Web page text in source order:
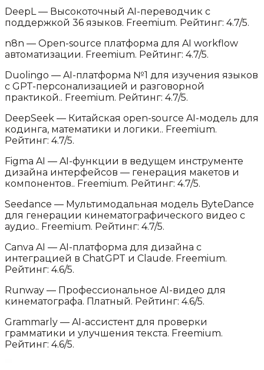
DeepL— Высокоточный AI-переводчик с
поддержкой 36 языков. Freemium. Рейтинг: 4.7/5.
n8n — Open-source платформа для AI workflow
автоматизации. Freemium. Рейтинг: 4.7/5.
Duolingo — AI-платформа №1 для изучения языков
с GPT-персонализацией и разговорной
практикой.. Freemium. Рейтинг: 4.7/5.
DeepSeek — Китайская open-source AI-модель для
кодинга, математики и логики.. Freemium.
Рейтинг: 4.7/5.
Figma AI — AI-функции в ведущем инструменте
дизайна интерфейсов — генерация макетов и
компонентов.. Freemium. Рейтинг: 4.7/5.
Seedance — Мультимодальная модель ByteDance
для генерации кинематографического видео с
аудио.. Freemium. Рейтинг: 4.7/5.
Canva AI — AI-платформа для дизайна с
интеграцией в ChatGPT и Claude. Freemium.
Рейтинг: 4.6/5.
Runway — Профессиональное AI-видео для
кинематографа. Платный. Рейтинг: 4.6/5.
Grammarly — AI-ассистент для проверки
грамматики и улучшения текста. Freemium.
Рейтинг: 4.6/5.